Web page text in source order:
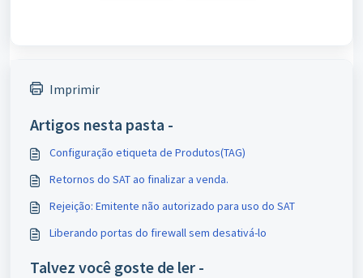
Imprimir
Artigos nesta pasta -
Configuração etiqueta de Produtos(TAG)
Retornos do SAT ao finalizar a venda.
Rejeição: Emitente não autorizado para uso do SAT
Liberando portas do firewall sem desativá-lo
Talvez você goste de ler -